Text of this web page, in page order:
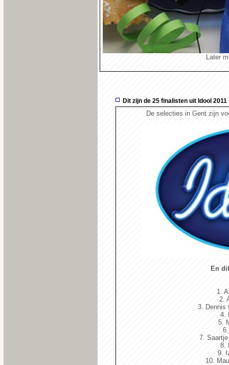
Later
Dit zijn de 25 finalisten uit Idool 2011
De selecties in Gent zijn
En
1.
2.
3. Dennis
4.
5.
7.
8.
9.
10.